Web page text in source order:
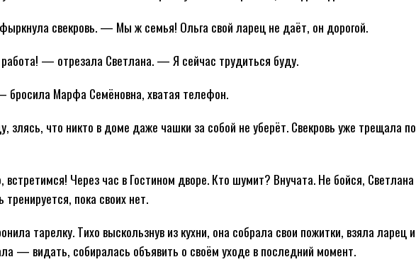
свекровь. — Мы ж семья! Ольга свой ларец не даёт, он дорогой.
— отрезала Светлана. — Я сейчас трудиться буду.
Марфа Семёновна, хватая телефон.
злясь, что никто в доме даже чашки за собой не уберёт. Свекровь уже трещала по
Через час в Гостином дворе. Кто шумит? Внучата. Не бойся, Светлана
пока своих нет.
тарелку. Тихо выскользнув из кухни, она собрала свои пожитки, взяла ларец и
— видать, собиралась объявить о своём уходе в последний момент.